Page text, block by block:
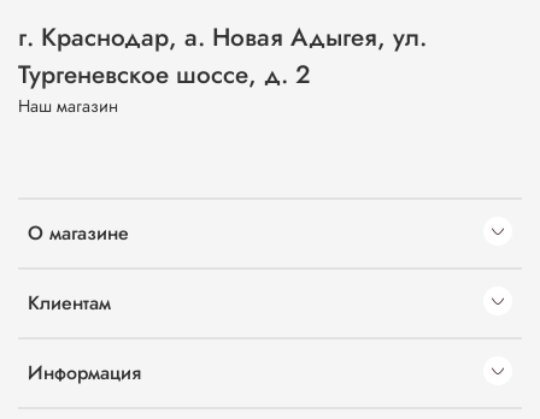
О магазине
Клиентам
Информация
г. Краснодар, а. Новая Адыгея, ул.
Тургеневское шоссе, д. 2
Наш магазин